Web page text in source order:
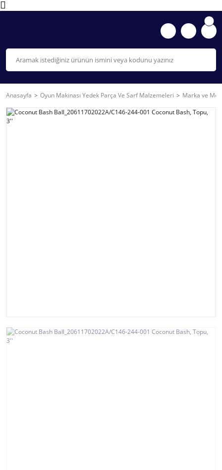
Anasayfa Oyun Makinası Yedek Parça Ve Sarf Malzemeleri Marka ve